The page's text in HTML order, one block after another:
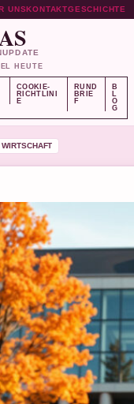
UNSKONTAKTGESCHICHTE
HEUTE
COOKIE-
RICHTLINI
E
RUND
BRIE
F
B
L
O
G
WIRTSCHAFT